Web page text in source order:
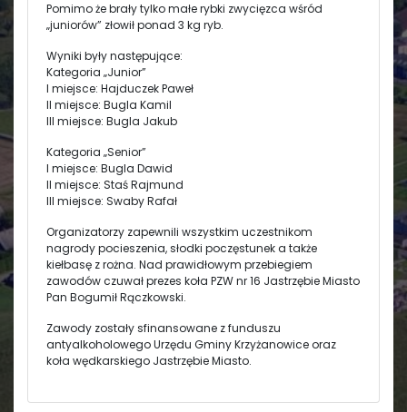
Pomimo że brały tylko małe rybki zwycięzca wśród
„juniorów” złowił ponad 3 kg ryb.
Wyniki były następujące:
Kategoria „Junior”
I miejsce: Hajduczek Paweł
II miejsce: Bugla Kamil
III miejsce: Bugla Jakub
Kategoria „Senior”
I miejsce: Bugla Dawid
II miejsce: Staś Rajmund
III miejsce: Swaby Rafał
Organizatorzy zapewnili wszystkim uczestnikom
nagrody pocieszenia, słodki poczęstunek a także
kiełbasę z rożna. Nad prawidłowym przebiegiem
zawodów czuwał prezes koła PZW nr 16 Jastrzębie Miasto
Pan Bogumił Rączkowski.
Zawody zostały sfinansowane z funduszu
antyalkoholowego Urzędu Gminy Krzyżanowice oraz
koła wędkarskiego Jastrzębie Miasto.